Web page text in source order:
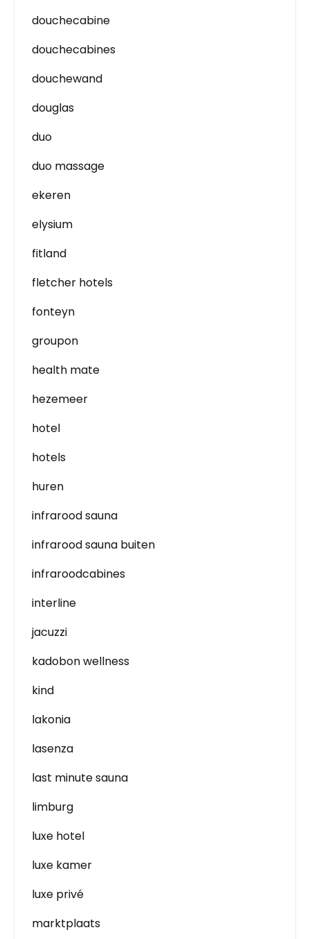
douchecabine
douchecabines
douchewand
douglas
duo
duo massage
ekeren
elysium
fitland
fletcher hotels
fonteyn
groupon
health mate
hezemeer
hotel
hotels
huren
infrarood sauna
infrarood sauna buiten
infraroodcabines
interline
jacuzzi
kadobon wellness
kind
lakonia
lasenza
last minute sauna
limburg
luxe hotel
luxe kamer
luxe privé
marktplaats